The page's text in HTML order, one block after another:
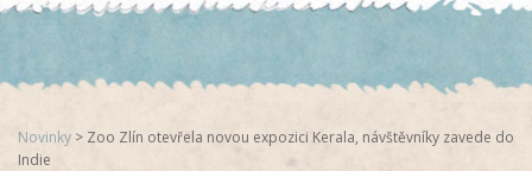
Novinky > Zoo Zlín otevřela novou expozici Kerala, návštěvníky zavede do
Indie